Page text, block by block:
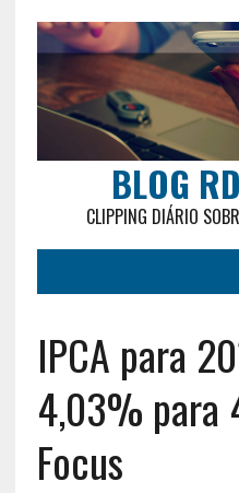
BLOG
CLIPPING DIÁRIO
IPCA para
4,03% para
Focus